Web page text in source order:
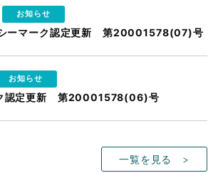
お知らせ
シーマーク認定更新 第20001578(07)号
お知らせ
認定更新 第20001578(06)号
一覧を見る >